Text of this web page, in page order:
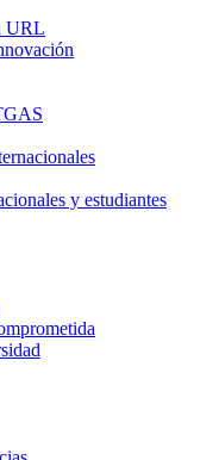
URL
y estudiantes